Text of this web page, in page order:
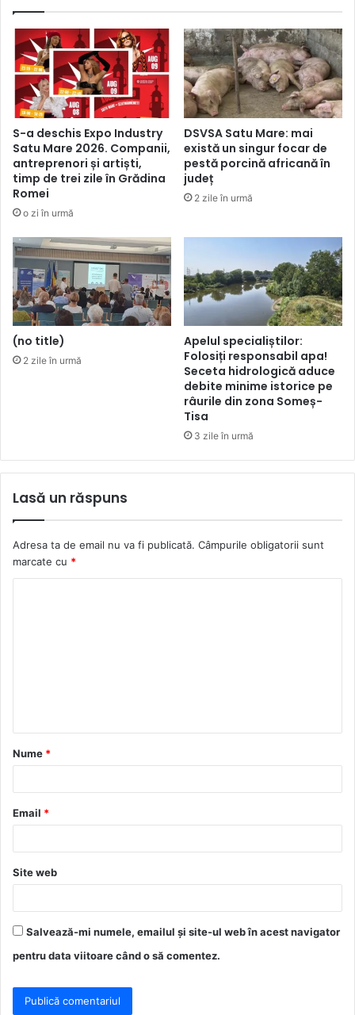
S-a deschis Expo Industry
Satu Mare 2026. Companii,
antreprenori și artiști,
timp de trei zile în Grădina
Romei
o zi în urmă
DSVSA Satu Mare: mai
există un singur focar de
pestă porcină africană în
județ
2 zile în urmă
(no title)
2 zile în urmă
Apelul specialiștilor:
Folosiți responsabil apa!
Seceta hidrologică aduce
debite minime istorice pe
râurile din zona Someș-
Tisa
3 zile în urmă
Lasă un răspuns
Adresa ta de email nu va fi publicată. Câmpurile obligatorii sunt
marcate cu *
a
r
*
Nume *
Email *
Site web
Salvează-mi numele, emailul și site-ul web în acest navigator
pentru data viitoare când o să comentez.